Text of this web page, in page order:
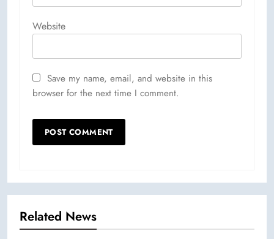
Website
Save my name, email, and website in this
browser for the next time I comment.
Related News